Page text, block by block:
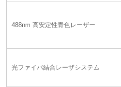
488nm 高安定性青色レーザー
光ファイバ結合レーザシステム